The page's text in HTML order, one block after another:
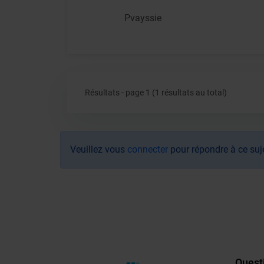
Pvayssie
Résultats - page 1 (1 résultats au total)
Veuillez vous connecter pour répondre à ce